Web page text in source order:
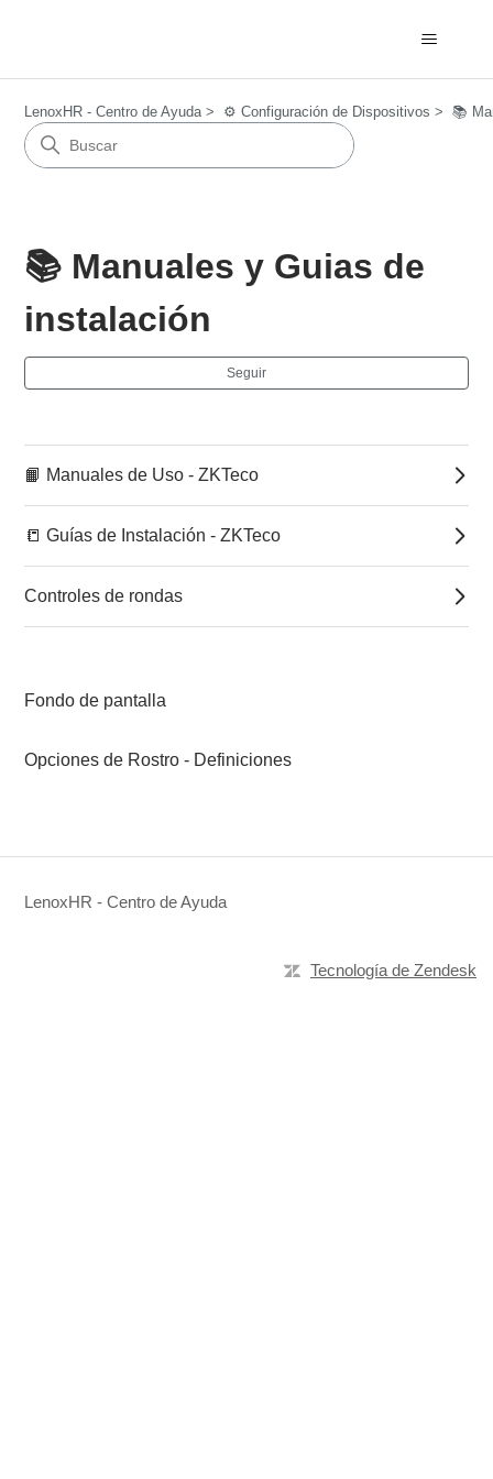
LenoxHR - Centro de Ayuda ⚙️ Configuración de Dispositivos 📚
📚 Manuales y Guias de
instalación
Seguir
📙 Manuales de Uso - ZKTeco
📒 Guías de Instalación - ZKTeco
Controles de rondas
Fondo de pantalla
Opciones de Rostro - Definiciones
LenoxHR - Centro de Ayuda
Tecnología de Zendesk